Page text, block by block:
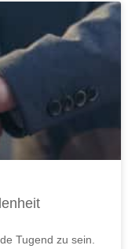
Tugend zu sein.